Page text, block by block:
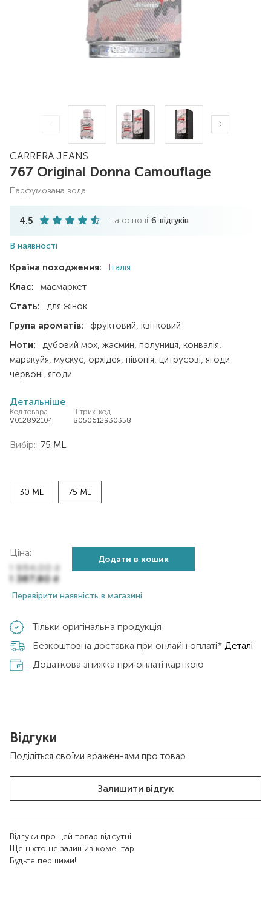
CARRERA JEANS
767 Original Donna Camouflage
парфумована вода
4.5 на основі 6 відгуків
В наявності
Країна походження:
Італія
Клас:
масмаркет
Стать:
для жінок
Група ароматів:
фруктовий квітковий
Ноти:
дубовий мох жасмин полуниця конвалія
маракуйя мускус орхідея півонія цитрусові
червоні ягоди
Детальніше
Код товара
V012892104
Штрих-код
8050612930358
Вибір: 75 ML
30 ML 75 ML
Ціна:
1 954,00
1 367,80₴
Додати в кошик
Перевірити наявність в магазині
Тільки оригінальна продукція
Безкоштовна доставка при онлайн оплаті* Деталі
Додаткова знижка при оплаті карткою
Відгуки
Поділіться своїми враженнями про товар
Залишити відгук
Відгуки про цей товар відсутні
Ще ніхто не залишив коментар
Будьте першими!